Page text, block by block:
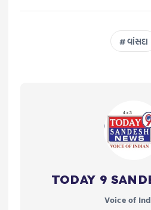
વાંસદા
TODAY 9
Voice of